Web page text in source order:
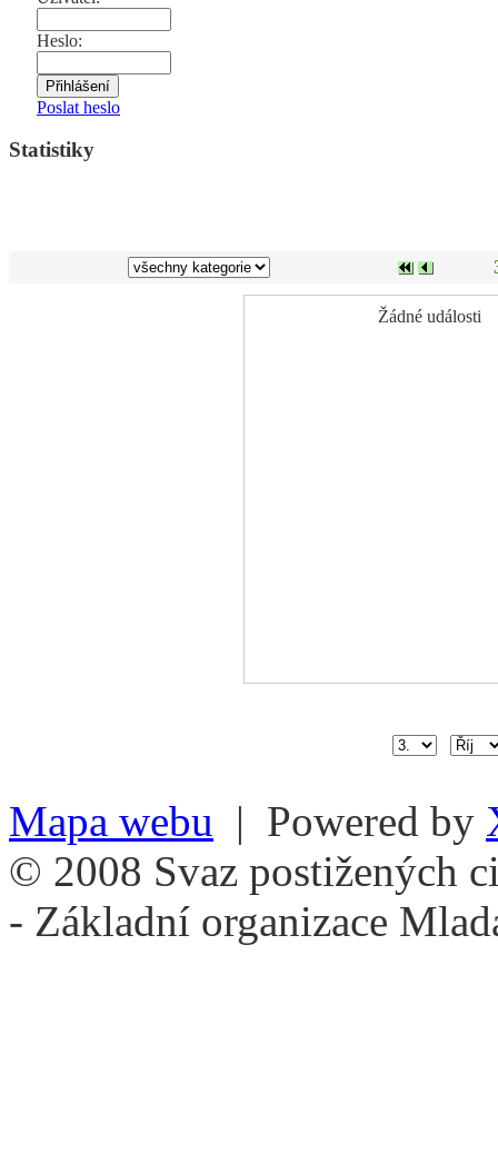
Heslo:
Poslat heslo
Statistiky
Žádné události
Mapa webu | Powered by
© 2008 Svaz postižených
- Základní organizace